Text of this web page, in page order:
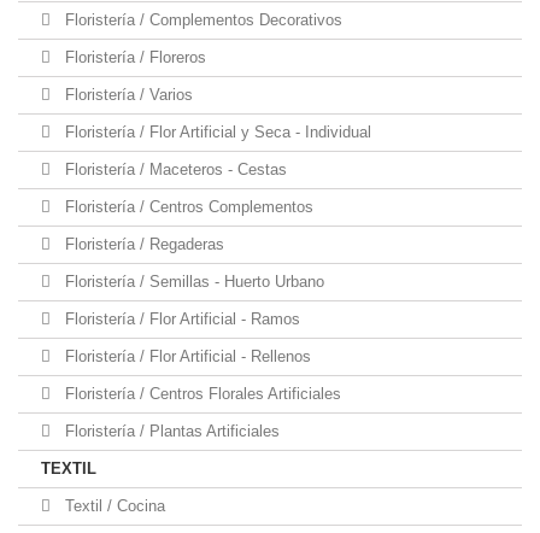
Floristería / Complementos Decorativos
Floristería / Floreros
Floristería / Varios
Floristería / Flor Artificial y Seca - Individual
Floristería / Maceteros - Cestas
Floristería / Centros Complementos
Floristería / Regaderas
Floristería / Semillas - Huerto Urbano
Floristería / Flor Artificial - Ramos
Floristería / Flor Artificial - Rellenos
Floristería / Centros Florales Artificiales
Floristería / Plantas Artificiales
TEXTIL
Textil / Cocina